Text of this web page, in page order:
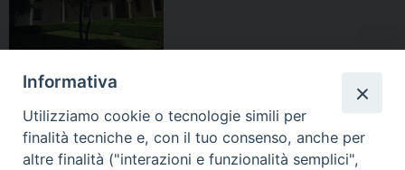
Informativa
Utilizziamo cookie o tecnologie simili per
finalità tecniche e, con il tuo consenso, anche per
altre finalità ("interazioni e funzionalità semplici",